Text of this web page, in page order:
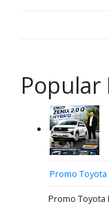
Popular
Promo
Promo Toyota